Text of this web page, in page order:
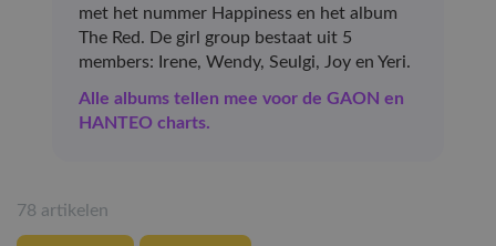
met het nummer Happiness en het album
The Red. De girl group bestaat uit 5
members: Irene, Wendy, Seulgi, Joy en Yeri.
Alle albums tellen mee voor de GAON en
HANTEO charts.
78 artikelen